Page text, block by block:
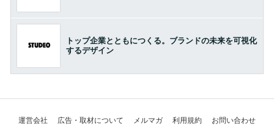
トップ企業とともにつくる。ブランドの未来を可視化
するデザイン
運営会社 広告・取材について メルマガ 利用規約 お問い合わせ